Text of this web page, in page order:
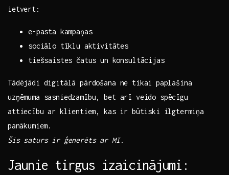
ietvert:
e-pasta kampaņas
sociālo tīklu aktivitātes
tiešsaistes čatus un konsultācijas
Tādējādi digitālā pārdošana ne tikai⁢ paplašina
uzņēmuma sasniedzamību, bet arī veido spēcīgu
attiecību ar ⁣klientiem, kas ir būtiski ilgtermiņa
⁣panākumiem.
Šis saturs ir ģenerēts ar MI.
Jaunie tirgus izaicinājumi: